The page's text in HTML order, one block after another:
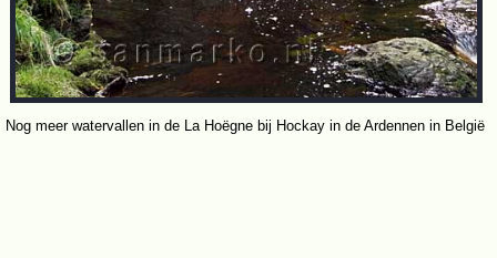
Nog meer watervallen in de La Hoëgne bij Hockay in de Ardennen in België